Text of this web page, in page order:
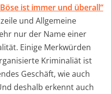
Böse ist immer und überall“
und Allgemeine
nur der Name einer
Einige Merkwürden
Kriminaliät ist
Geschäft, wie auch
deshalb erkennt auch